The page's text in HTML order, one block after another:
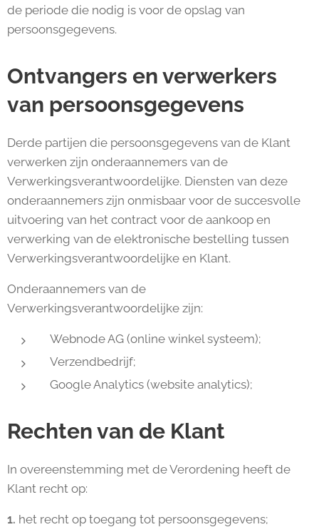
de periode die nodig is voor de opslag van
persoonsgegevens.
Ontvangers en verwerkers
van persoonsgegevens
Derde partijen die persoonsgegevens van de Klant
verwerken zijn onderaannemers van de
Verwerkingsverantwoordelijke. Diensten van deze
onderaannemers zijn onmisbaar voor de succesvolle
uitvoering van het contract voor de aankoop en
verwerking van de elektronische bestelling tussen
Verwerkingsverantwoordelijke en Klant.
Onderaannemers van de
Verwerkingsverantwoordelijke zijn:
Webnode AG (online winkel systeem);
Verzendbedrijf;
Google Analytics (website analytics);
Rechten van de Klant
In overeenstemming met de Verordening heeft de
Klant recht op:
1. het recht op toegang tot persoonsgegevens;